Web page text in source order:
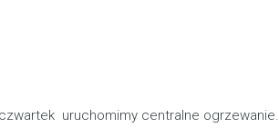
uruchomimy centralne ogrzewanie.